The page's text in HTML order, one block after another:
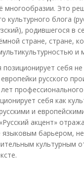
многообразии. Это
культурного блога
родившегося в
стране, стране,
и
себя не
русского
себя как
и
акцент»
языковым барьером,
культурным